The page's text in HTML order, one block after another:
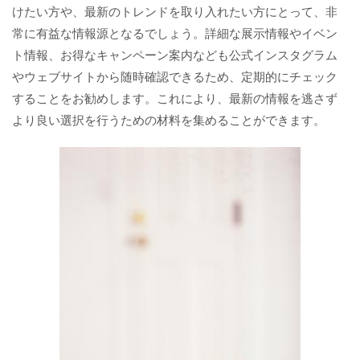
けたい方や、最新のトレンドを取り入れたい方にとって、非
常に有益な情報源となるでしょう。詳細な展示情報やイベン
ト情報、お得なキャンペーン案内なども公式インスタグラム
やウェブサイトから随時確認できるため、定期的にチェック
することをお勧めします。これにより、最新の情報を逃さず
より良い選択を行うための材料を集めることができます。